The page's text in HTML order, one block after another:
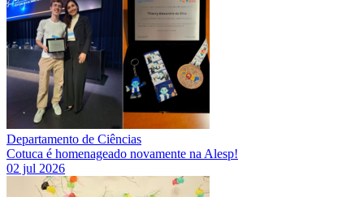
Departamento de Ciências
Cotuca é homenageado novamente na Alesp!
02 jul 2026